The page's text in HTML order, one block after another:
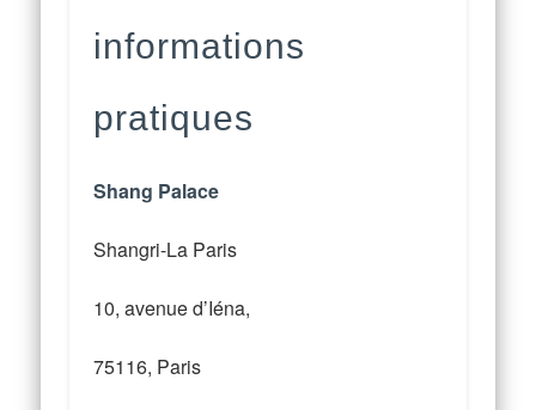
informations
pratiques
Shang Palace
Shangri-La Paris
10, avenue d’Iéna,
75116, Paris